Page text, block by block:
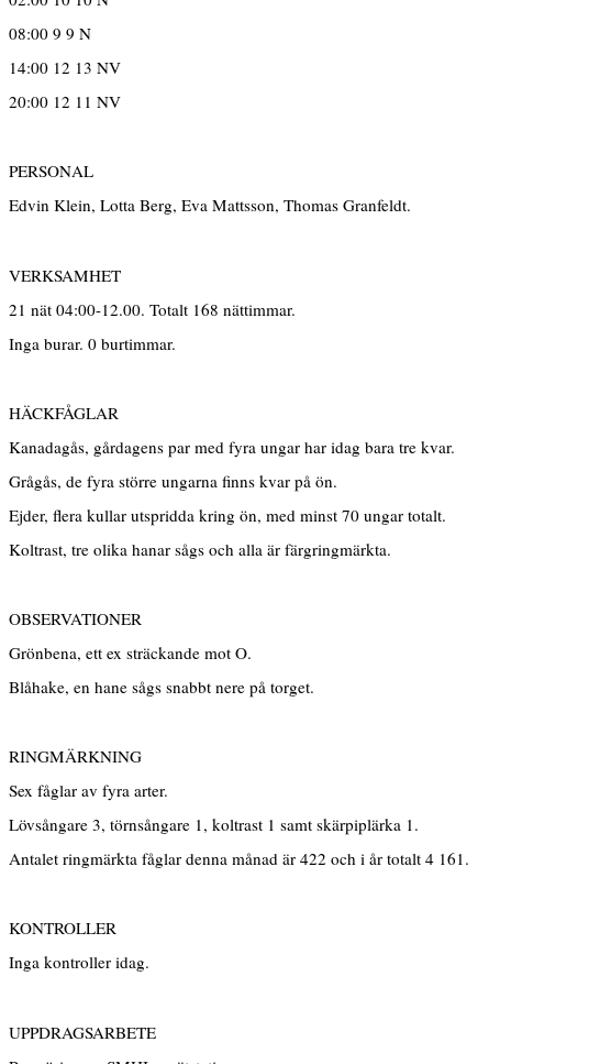
08:00 9 9 N
14:00 12 13 NV
20:00 12 11 NV
PERSONAL
Edvin Klein, Lotta Berg, Eva Mattsson, Thomas Granfeldt.
VERKSAMHET
21 nät 04:00-12.00. Totalt 168 nättimmar.
Inga burar. 0 burtimmar.
HÄCKFÅGLAR
Kanadagås, gårdagens par med fyra ungar har idag bara tre kvar.
Grågås, de fyra större ungarna finns kvar på ön.
Ejder, flera kullar utspridda kring ön, med minst 70 ungar totalt.
Koltrast, tre olika hanar sågs och alla är färgringmärkta.
OBSERVATIONER
Grönbena, ett ex sträckande mot O.
Blåhake, en hane sågs snabbt nere på torget.
RINGMÄRKNING
Sex fåglar av fyra arter.
Lövsångare 3, törnsångare 1, koltrast 1 samt skärpiplärka 1.
Antalet ringmärkta fåglar denna månad är 422 och i år totalt 4 161.
KONTROLLER
Inga kontroller idag.
UPPDRAGSARBETE